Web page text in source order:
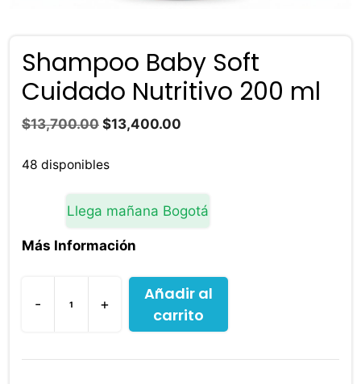
Shampoo Baby Soft
Cuidado Nutritivo 200 ml
$13,700.00 El
original
$13,700.00.
$13,400.00
$13,400.00.
48 disponibles
Llega mañana Bogotá
Más Información
-
Shampoo
Baby
Soft
+
Añadir al
carrito